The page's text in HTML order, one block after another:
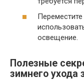
освещение.
Полезные
зимнего